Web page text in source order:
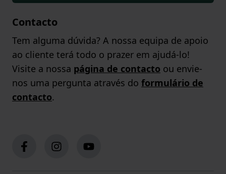
Contacto
Tem alguma dúvida? A nossa equipa de apoio
ao cliente terá todo o prazer em ajudá-lo!
Visite a nossa página de contacto ou envie-
nos uma pergunta através do formulário de
contacto.